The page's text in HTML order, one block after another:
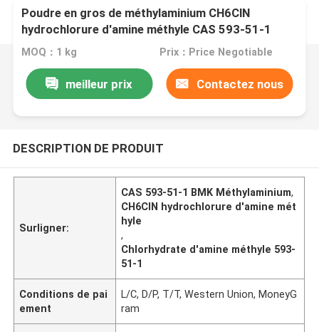
Poudre en gros de méthylaminium CH6ClN
hydrochlorure d'amine méthyle CAS 593-51-1
MOQ：1 kg Prix：Price Negotiable
meilleur prix Contactez nous
DESCRIPTION DE PRODUIT
Surligner:
CAS 593-51-1 BMK Méthylaminium,
CH6ClN hydrochlorure d'amine mét
hyle
,
Chlorhydrate d'amine méthyle 593-
51-1
Conditions de pai
ement
L/C, D/P, T/T, Western Union, MoneyG
ram